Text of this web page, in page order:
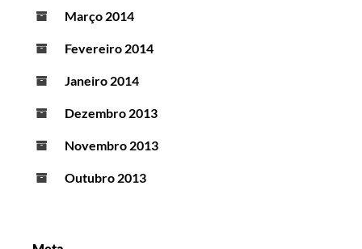
Março 2014
Fevereiro 2014
Janeiro 2014
Dezembro 2013
Novembro 2013
Outubro 2013